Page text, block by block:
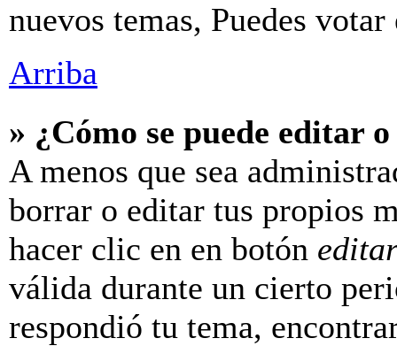
nuevos temas, Puedes
Arriba
» ¿Cómo se puede editar
A menos que sea
borrar o editar tus propios
hacer clic en en botón
válida durante un cierto
respondió tu tema,